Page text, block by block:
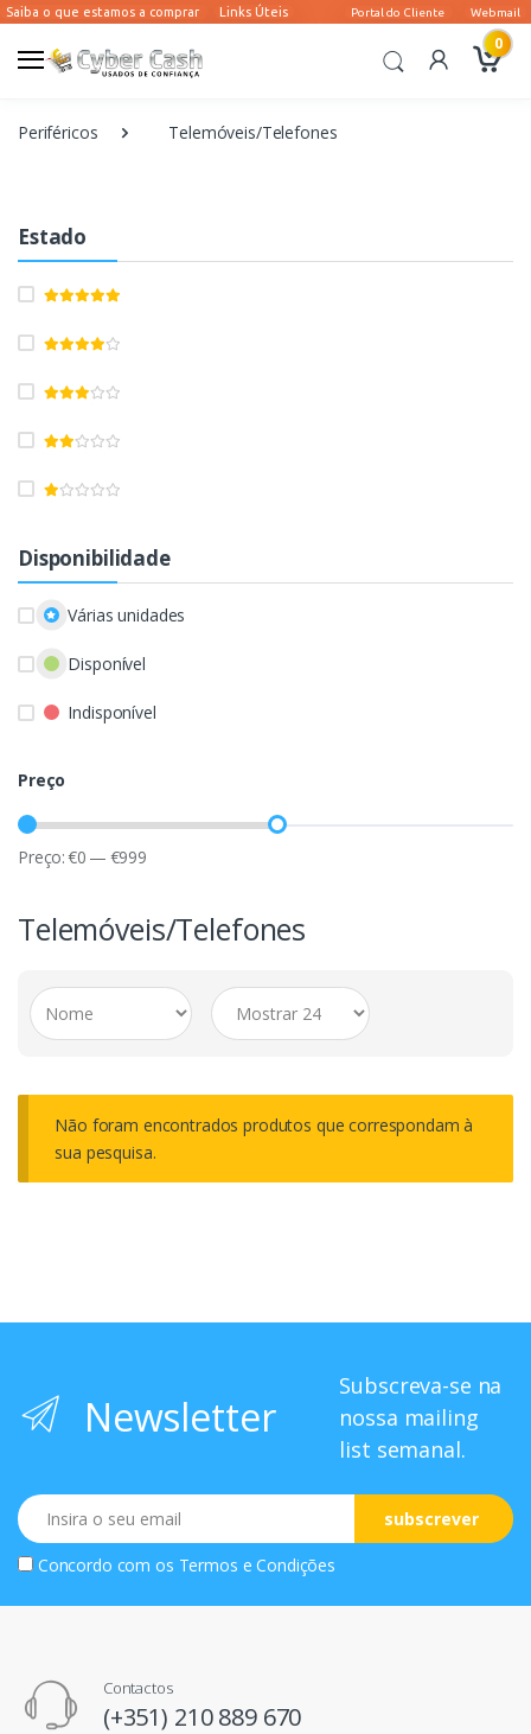
0
Periféricos Telemóveis/Telefones
Estado
Disponibilidade
Várias unidades
Disponível
Indisponível
Preço
Preço:€0 — €999
Telemóveis/Telefones
Não foram encontrados produtos que correspondam à
sua pesquisa.
Newsletter
Subscreva-se na
nossa mailing
list semanal.
Email
subscrever
Concordo com os Termos e Condições
Contactos
(+351) 210 889 670